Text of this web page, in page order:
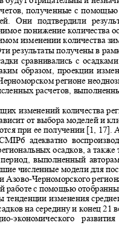
полученные с
Они подтвердили
понижение количества
изменении количества
результаты получены в
сравнивались с
образом, проекции
регионе
расчетов,
изменений количества
от выбора моделей и
при ее получении [1,
6 адекватно
осадков, а
период, выполненный
численные модели для
Азово-Черноморского
работе с помощью
тенденции изменения
на середину и конец 21
-экономического